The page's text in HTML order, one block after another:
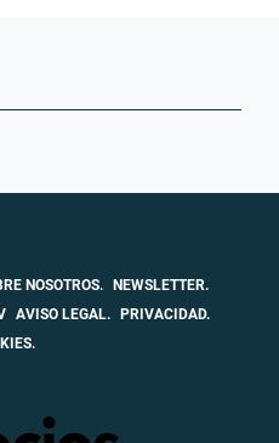
NOSOTROS.
NEWSLETTER.
AVISO LEGAL.
PRIVACIDAD.